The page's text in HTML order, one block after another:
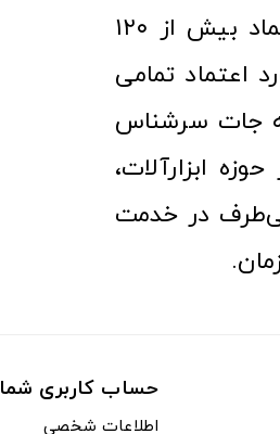
فعالیت در عرصه ابزارآلات و کالاهای صنعتی توانسته مورد اعتماد بیش از ۱۲۰
اعتماد تمامی
جات سرشناس
ابزارآلات،
در خدمت
حساب کاربری شما
اطلاعات شخصی